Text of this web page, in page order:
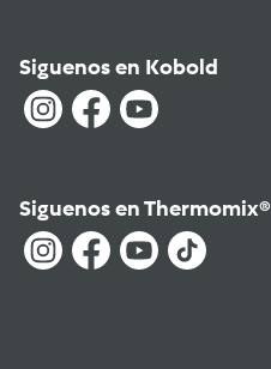
Siguenos en Kobold
Siguenos en Thermomix®